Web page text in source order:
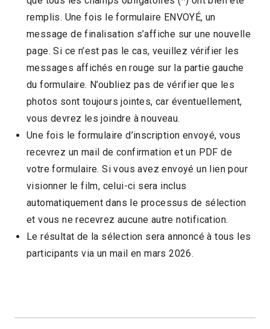
remplis. Une fois le formulaire ENVOYÉ, un
message de finalisation s’affiche sur une nouvelle
page. Si ce n’est pas le cas, veuillez vérifier les
messages affichés en rouge sur la partie gauche
du formulaire. N’oubliez pas de vérifier que les
photos sont toujours jointes, car éventuellement,
vous devrez les joindre à nouveau.
Une fois le formulaire d’inscription envoyé, vous
recevrez un mail de confirmation et un PDF de
votre formulaire. Si vous avez envoyé un lien pour
visionner le film, celui-ci sera inclus
automatiquement dans le processus de sélection
et vous ne recevrez aucune autre notification.
Le résultat de la sélection sera annoncé à tous les
participants via un mail en mars 2026.